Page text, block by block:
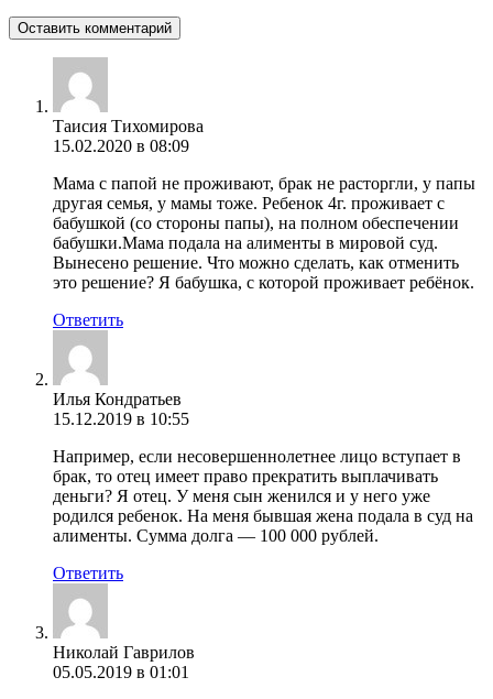
Оставить комментарий
Таисия Тихомирова
15.02.2020 в 08:09
Мама с папой не проживают, брак не расторгли, у папы
другая семья, у мамы тоже. Ребенок 4г. проживает с
бабушкой (со стороны папы), на полном обеспечении
бабушки.Мама подала на алименты в мировой суд.
Вынесено решение. Что можно сделать, как отменить
это решение? Я бабушка, с которой проживает ребёнок.
Ответить
Илья Кондратьев
15.12.2019 в 10:55
Например, если несовершеннолетнее лицо вступает в
брак, то отец имеет право прекратить выплачивать
деньги? Я отец. У меня сын женился и у него уже
родился ребенок. На меня бывшая жена подала в суд на
алименты. Сумма долга — 100 000 рублей.
Ответить
Николай Гаврилов
05.05.2019 в 01:01